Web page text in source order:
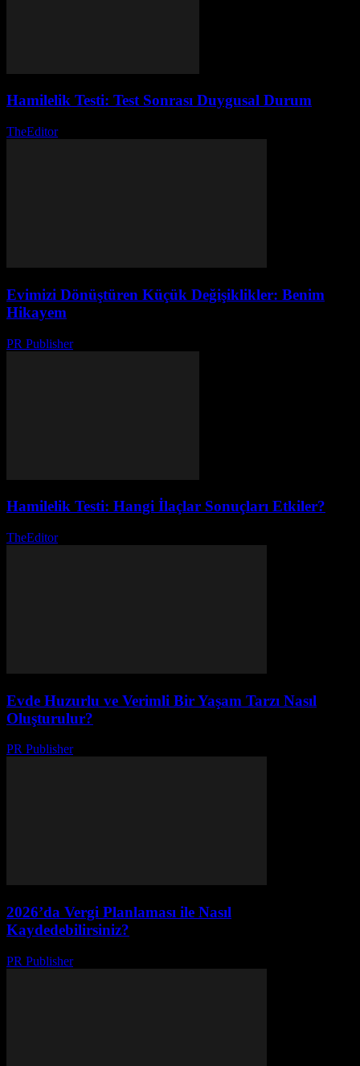
Hamilelik Testi: Test Sonrası Duygusal Durum
TheEditor-
Evimizi Dönüştüren Küçük Değişiklikler: Benim
Hikayem
PR Publisher-
Hamilelik Testi: Hangi İlaçlar Sonuçları Etkiler?
TheEditor-
Evde Huzurlu ve Verimli Bir Yaşam Tarzı Nasıl
Oluşturulur?
PR Publisher-
2026’da Vergi Planlaması ile Nasıl
Kaydedebilirsiniz?
PR Publisher-